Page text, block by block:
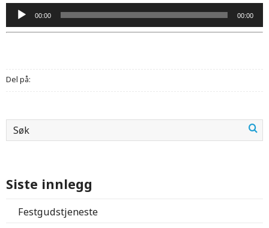
Lydavspiller
00:00 00:00
Del på:
Siste innlegg
Festgudstjeneste